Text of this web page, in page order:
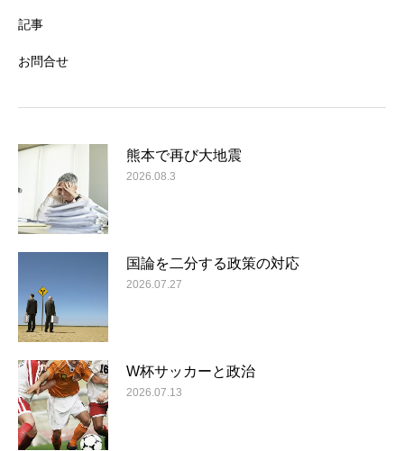
記事
お問合せ
熊本で再び大地震
2026.08.3
国論を二分する政策の対応
2026.07.27
W杯サッカーと政治
2026.07.13